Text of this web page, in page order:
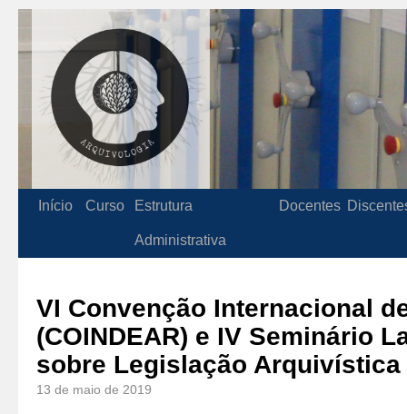
Início Curso Estrutura
Administrativa
Docentes
VI Convenção Internacional
(COINDEAR) e IV Seminário
sobre Legislação Arquivística
13 de maio de 2019